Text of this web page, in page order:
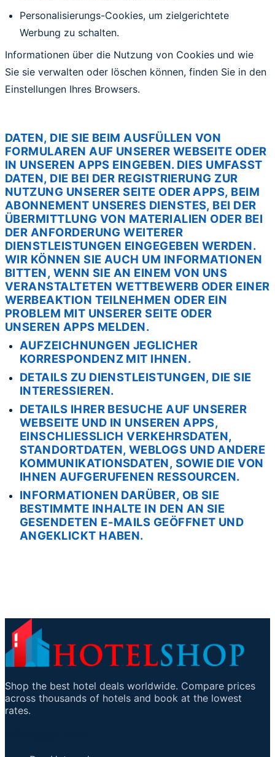
Personalisierungs-Cookies, um zielgerichtete
Werbung zu schalten.
Informationen über die Nutzung von Cookies und wie
Sie sie verwalten oder löschen können, finden Sie in den
Einstellungen Ihres Browsers.
DATEN, DIE SIE BEIM AUSFÜLLEN VON
FORMULAREN AUF UNSERER WEBSEITE ODER
IN UNSEREN APPS EINGEBEN. DIES UMFASST
DATEN, DIE BEI DER REGISTRIERUNG ZUR
NUTZUNG UNSERER SEITE ODER APPS, BEIM
ABONNEMENT UNSERES DIENSTES, BEI DER
ÜBERMITTLUNG VON MATERIALIEN ODER BEI
DER ANFORDERUNG WEITERER
DIENSTLEISTUNGEN EINGEGEBEN WERDEN.
WIR KÖNNEN SIE AUCH UM INFORMATIONEN
BITTEN, WENN SIE AN EINEM VON UNS
VERANSTALTETEN WETTBEWERB ODER EINER
WERBEAKTION TEILNEHMEN ODER EIN
PROBLEM MIT UNSERER SEITE ODER
UNSEREN APPS MELDEN.
AUFZEICHNUNGEN JEGLICHER
KORRESPONDENZ MIT IHNEN.
DETAILS ZU DIENSTLEISTUNGEN, DIE SIE
INTERESSIEREN.
DETAILS IHRER BESUCHE AUF UNSERER
WEBSEITE UND IN UNSEREN APPS,
EINSCHLIESSLICH VERKEHRSDATEN, S
TANDORTDATEN, WEBLOGS UND ANDERE
KOMMUNIKATIONSDATEN, SOWIE DIE VON I
HNEN AUFGERUFENEN RESSOURCEN.
INFORMATIONEN DARÜBER, OB SIE
BESTIMMTE INHALTE IN DEN AN SIE
GESENDETEN E-MAILS GEÖFFNET UND
ANGEKLICKT HABEN.
Shop the best hotel deals worldwide. Compare prices
across thousands of hotels and book at the lowest
rates.